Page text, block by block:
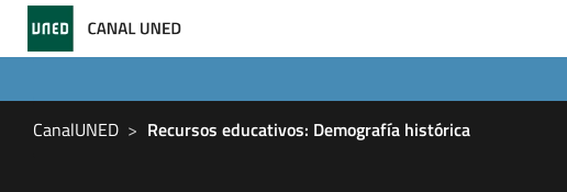
CanalUNED Recursos educativos: Demografía histórica